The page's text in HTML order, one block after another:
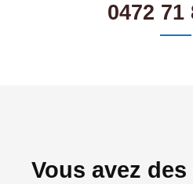
0472 71
Vous avez